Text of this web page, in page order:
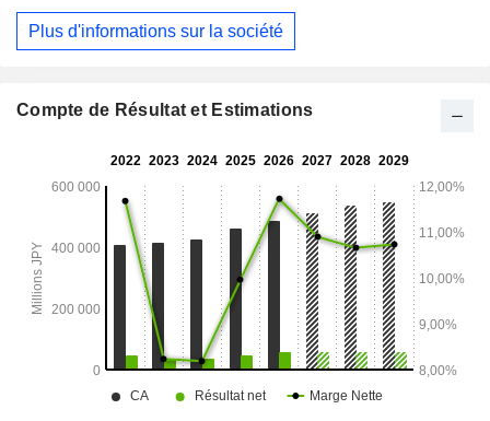
gestion d'immeubles. La société est également engagée
dans des activités liées à l'écologie, l'exploitation de
Plus d'informations sur la société
Compte de Résultat et Estimations